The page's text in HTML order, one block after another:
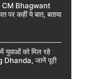
CM Bhagwant
कहीं ये बात, बताया
युवाओं को मिल रहे
Dhanda, जानें पूरी